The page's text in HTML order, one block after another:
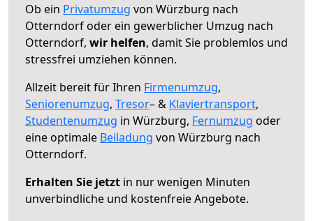
Ob ein Privatumzug von Würzburg nach
Otterndorf oder ein gewerblicher Umzug nach
Otterndorf, wir helfen, damit Sie problemlos und
stressfrei umziehen können.
Allzeit bereit für Ihren Firmenumzug,
Seniorenumzug, Tresor– & Klaviertransport,
Studentenumzug in Würzburg, Fernumzug oder
eine optimale Beiladung von Würzburg nach
Otterndorf.
Erhalten Sie jetzt in nur wenigen Minuten
unverbindliche und kostenfreie Angebote.